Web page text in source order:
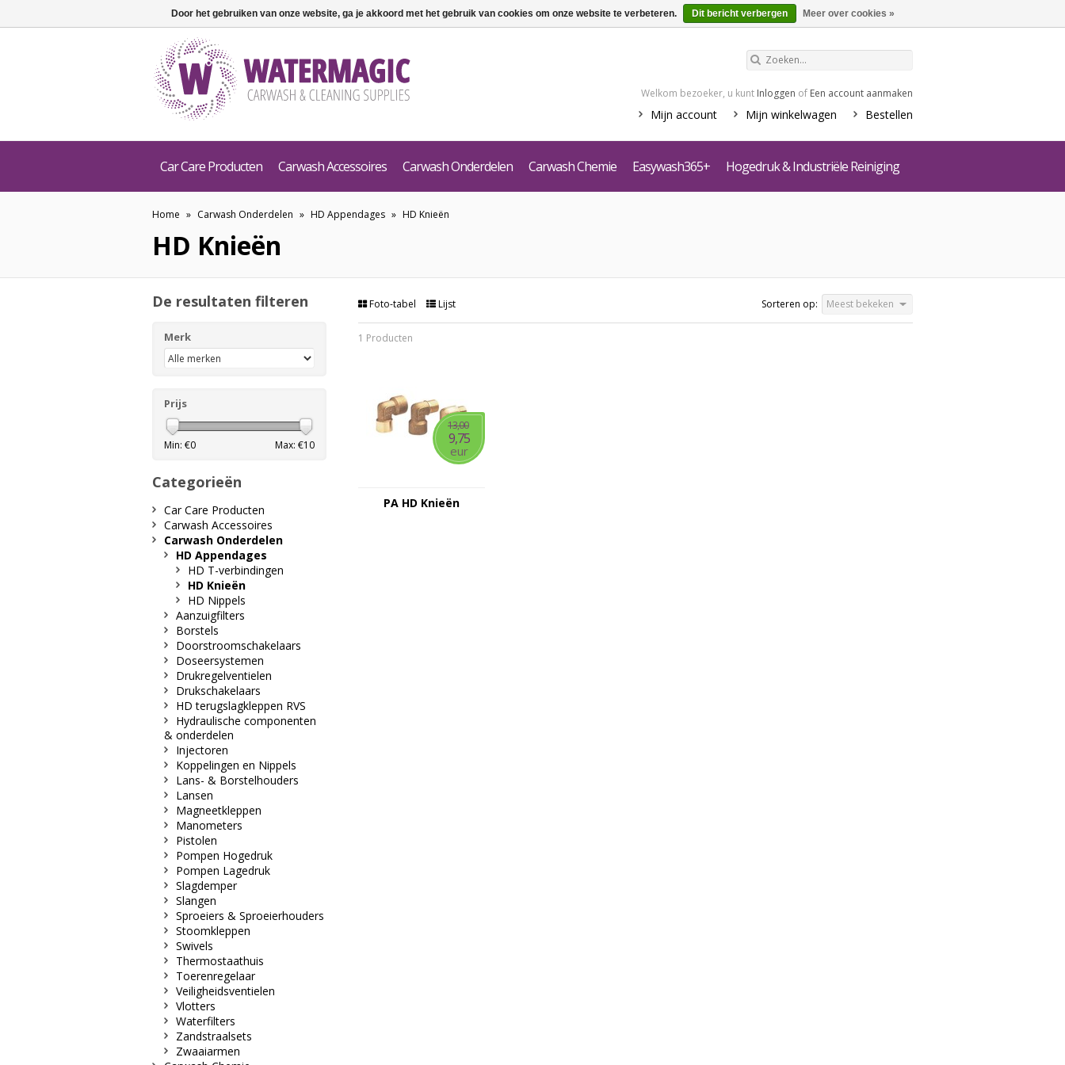
Welkom bezoeker, u kunt Inloggen of Een account aanmaken
Mijn account Mijn winkelwagen Bestellen
Car Care Producten Carwash Accessoires Carwash Onderdelen Carwash Chemie Easywash365+ Hogedruk & Industriële Reiniging
Home » Carwash Onderdelen » HD Appendages » HD Knieën
HD Knieën
Foto-tabel Lijst Sorteren op: Meest bekeken
1 Producten
13,00
9,75
eur
PA HD Knieën
De resultaten filteren
Merk
Prijs
Min: €0 Max: €10
Categorieën
Car Care Producten
Carwash Accessoires
Carwash Onderdelen
HD Appendages
HD T-verbindingen
HD Knieën
HD Nippels
Aanzuigfilters
Borstels
Doorstroomschakelaars
Doseersystemen
Drukregelventielen
Drukschakelaars
HD terugslagkleppen RVS
Hydraulische componenten
& onderdelen
Injectoren
Koppelingen en Nippels
Lans- & Borstelhouders
Lansen
Magneetkleppen
Manometers
Pistolen
Pompen Hogedruk
Pompen Lagedruk
Slagdemper
Slangen
Sproeiers & Sproeierhouders
Stoomkleppen
Swivels
Thermostaathuis
Toerenregelaar
Veiligheidsventielen
Vlotters
Waterfilters
Zandstraalsets
Zwaaiarmen
Door het gebruiken van onze website, ga je akkoord met het gebruik van cookies om onze website te verbeteren. Dit bericht verbergen Meer over cookies »